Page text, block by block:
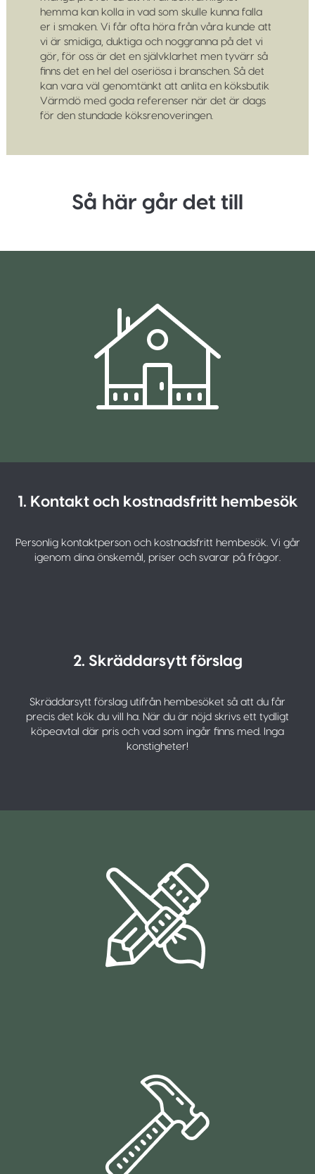
hemma kan kolla in vad som skulle kunna falla
er i smaken. Vi får ofta höra från våra kunde att
vi är smidiga, duktiga och noggranna på det vi
gör, för oss är det en självklarhet men tyvärr så
finns det en hel del oseriösa i branschen. Så det
kan vara väl genomtänkt att anlita en köksbutik
Värmdö med goda referenser när det är dags
för den stundade köksrenoveringen.
Så här går det till
1. Kontakt och kostnadsfritt hembesök
Personlig kontaktperson och kostnadsfritt hembesök. Vi går
igenom dina önskemål, priser och svarar på frågor.
2. Skräddarsytt förslag
Skräddarsytt förslag utifrån hembesöket så att du får
precis det kök du vill ha. När du är nöjd skrivs ett tydligt
köpeavtal där pris och vad som ingår finns med. Inga
konstigheter!